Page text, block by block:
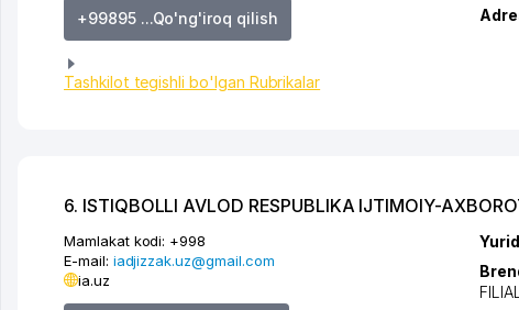
+99895 ...Qo'ng'iroq qilish
Tashkilot tegishli bo'lgan Rubrikalar
6. ISTIQBOLLI AVLOD RESPUBLIKA IJTIMOIY-
Mamlakat kodi: +998
E-mail: iadjizzak.uz@gmail.com
ia.uz